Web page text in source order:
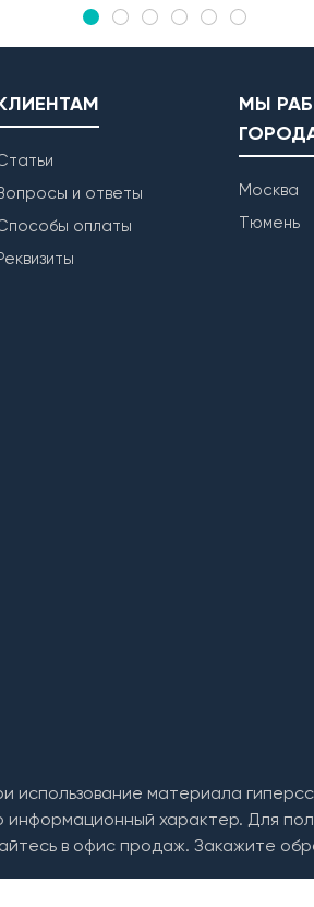
КЛИЕНТАМ
и ответы
оплаты
МЫ
Москва
Тюмень
материала
характер. Для
в офис продаж. Закажите